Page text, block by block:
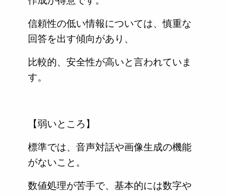
信頼性の低い情報については、慎重な
回答を出す傾向があり、
比較的、安全性が高いと言われていま
す。
【弱いところ】
標準では、音声対話や画像生成の機能
がないこと。
数値処理が苦手で、基本的には数字や